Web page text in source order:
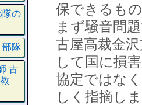
保できるも
まず騒音問
古屋高裁金
して国に損
協定ではな
しく指摘し
の
隊
古